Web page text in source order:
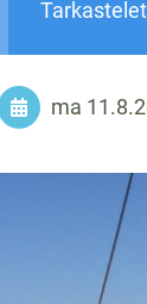
ma